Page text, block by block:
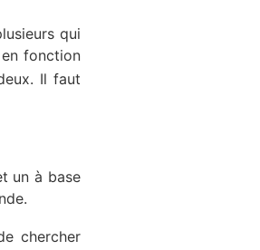
qui
fonction
Il faut
un à base
chercher